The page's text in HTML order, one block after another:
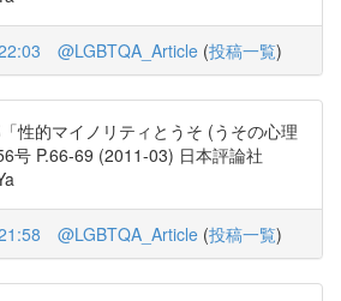
@LGBTQA_Article (投稿一覧)
「性的マイノリティとうそ (うその心理
号 P.66-69 (2011-03) 日本評論社
@LGBTQA_Article (投稿一覧)